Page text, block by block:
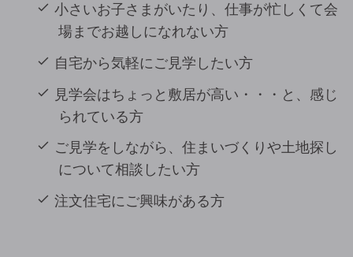
小さいお子さまがいたり、仕事が忙しくて会
場までお越しになれない方
自宅から気軽にご見学したい方
見学会はちょっと敷居が高い・・・と、感じ
られている方
ご見学をしながら、住まいづくりや土地探し
について相談したい方
注文住宅にご興味がある方